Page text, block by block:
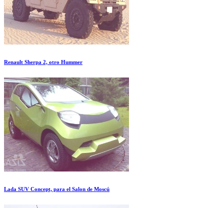
Renault Sherpa 2, otro Hummer
Lada SUV Concept, para el Salon de Moscú